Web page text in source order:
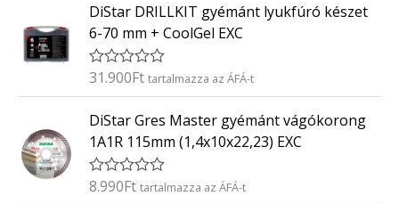
é
k
e
l
é
s
:
/
5
DiStar DRILLKIT gyémánt lyukfúró készet
6-70 mm + CoolGel EXC
É
é
k
e
l
s
31.900Ft tartalmazza az ÁFÁ-t
DiStar Gres Master gyémánt vágókorong
1A1R 115mm (1,4x10x22,23) EXC
É
8.990Ft tartalmazza az ÁFÁ-t